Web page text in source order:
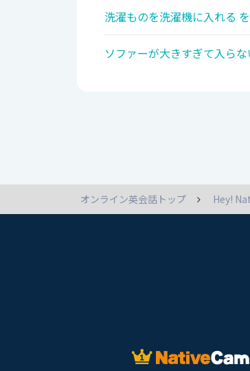
洗濯ものを洗濯機に入れる
ソファーが大きすぎて入ら
オンライン英会話トップ Hey!